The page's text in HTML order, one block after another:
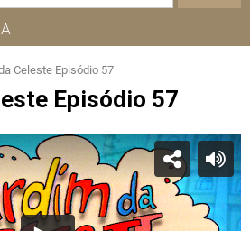
Celeste Episódio 57
Episódio 57